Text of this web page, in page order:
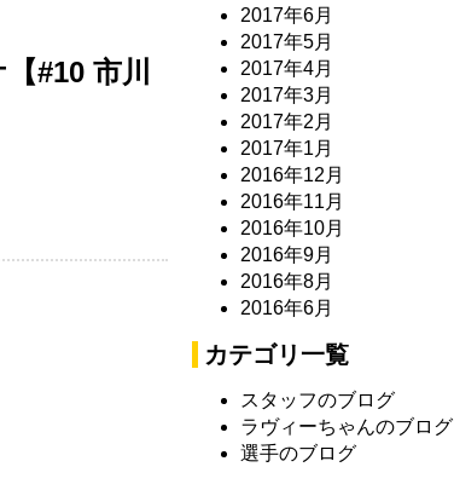
#10 市川
2017年6月
2017年5月
2017年4月
2017年3月
2017年2月
2017年1月
2016年12月
2016年11月
2016年10月
2016年9月
2016年8月
2016年6月
カテゴリ一覧
スタッフのブログ
ラヴィーちゃんのブログ
選手のブログ